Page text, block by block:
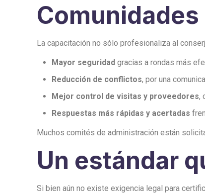
La capacitación no sólo profesionaliza al
Mayor seguridad gracias a rondas más
Reducción de conflictos, por una
Mejor control de visitas y proveedores,
Respuestas más rápidas y acertadas
Muchos comités de administración están
Un estándar
Si bien aún no existe exigencia legal para